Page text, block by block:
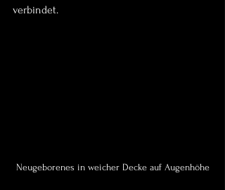
verbindet.
Neugeborenes in weicher Decke auf Augenhöhe